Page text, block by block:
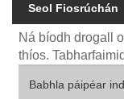
Seol Fiosrúchán
Ná bíodh drogall
thíos.